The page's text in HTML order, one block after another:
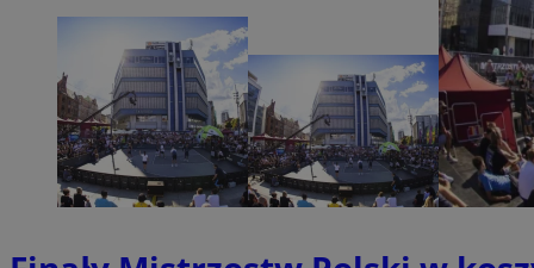
SessID
QeSessID
MvSessID
__cf_bm